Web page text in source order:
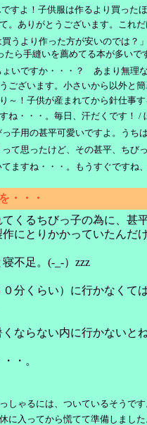
すよ！子供服は作るより買った
。ありがとうございます。これ
うより作った方が安いのでは？
たら手縫いを薦めてる本が多い
ょいですか・・・？ あまり無理
ございます。小さいから以外と
～！子供が産まれてから針仕事
ね・・・。毎日、汗だくです！ /
子用の甚平可愛いですよ。うち
て思ったけど、その甚平、ち
ますね・・・。もうすぐですね
・・・
くるちびっ子の為に、甚
にとりかかっていたんだ
不足。(-_-）zzz
分くらい）に行かなくて
ならない内に行かないとね
・。
しゃるには、ついているそうで
に入ってから慌てて準備しまし